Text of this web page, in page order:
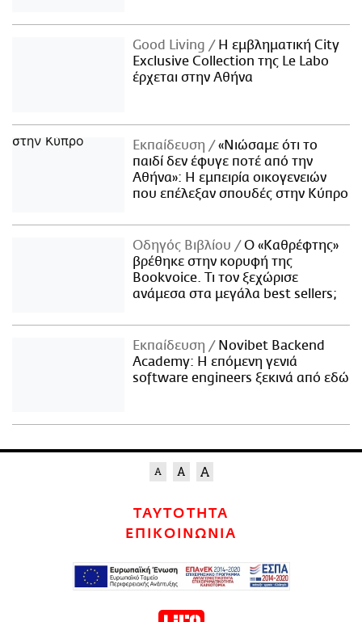
Good Living
Η εμβληματική City
Exclusive Collection της Le Labo
έρχεται στην Αθήνα
Εκπαίδευση
«Νιώσαμε ότι το
παιδί δεν έφυγε ποτέ από την
Αθήνα»: Η εμπειρία οικογενειών
που επέλεξαν σπουδές στην Κύπρο
Οδηγός Βιβλίου
Ο «Καθρέφτης»
βρέθηκε στην κορυφή της
Bookvoice. Τι τον ξεχώρισε
ανάμεσα στα μεγάλα best sellers;
Εκπαίδευση
Novibet Backend
Academy: Η επόμενη γενιά
software engineers ξεκινά από εδώ
ΤΑΥΤΟΤΗΤΑ
ΕΠΙΚΟΙΝΩΝΙΑ